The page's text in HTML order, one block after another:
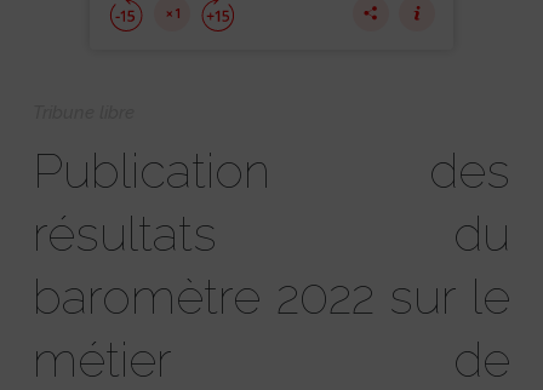
Publication des
résultats du
baromètre 2022 sur le
métier de